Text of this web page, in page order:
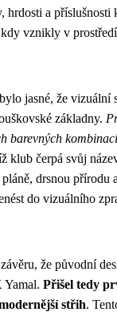
hrdosti a příslušnosti
vznikly v
jasné, že vizuální
základny.
barevných kombinací
klub čerpá svůj
drsnou přírodu
do vizuálního
že původní
Yamal. Přišel tedy
střih.